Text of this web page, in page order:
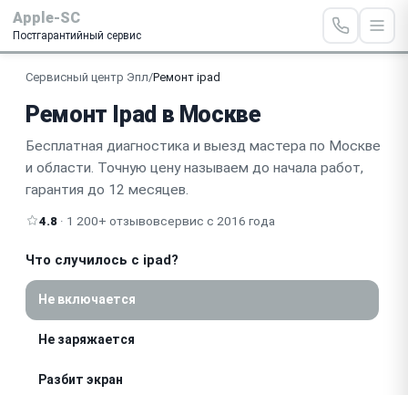
Apple-SC
Постгарантийный сервис
Сервисный центр Эпл/Ремонт ipad
Ремонт Ipad в Москве
Бесплатная диагностика и выезд мастера по Москве
и области. Точную цену называем до начала работ,
гарантия до 12 месяцев.
4.8 · 1 200+ отзывовсервис с 2016 года
Что случилось с ipad?
Не включается
Не заряжается
Разбит экран